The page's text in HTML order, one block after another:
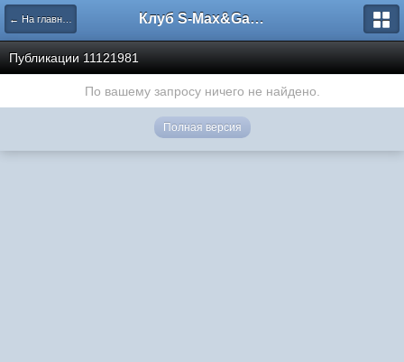
← На главную Клуб S-Max&Galaxy
Публикации 11121981
По вашему запросу ничего не найдено.
Полная версия